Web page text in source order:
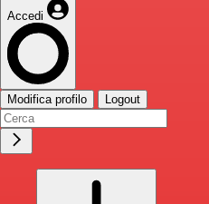
Accedi
Modifica profilo Logout